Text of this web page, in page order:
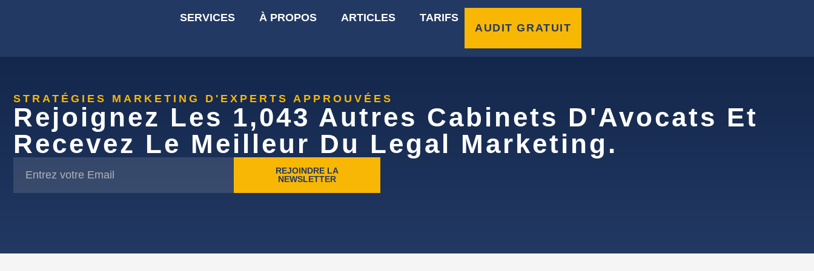
SERVICES À PROPOS ARTICLES
TARIFS
AUDIT GRATUIT
STRATÉGIES MARKETING D'EXPERTS APPROUVÉES
Rejoignez Les 1,043 Autres Cabinets D'Avocats Et
Recevez Le Meilleur Du Legal Marketing.
REJOINDRE LA
NEWSLETTER